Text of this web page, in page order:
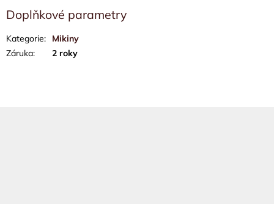
Doplňkové parametry
Kategorie:
Mikiny
Záruka: 2 roky